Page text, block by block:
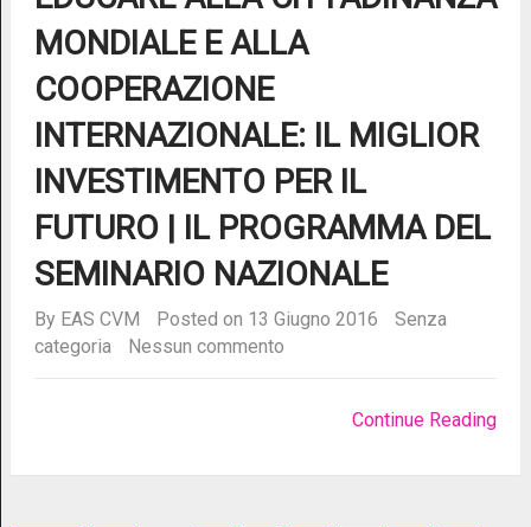
MONDIALE E ALLA
COOPERAZIONE
INTERNAZIONALE: IL MIGLIOR
INVESTIMENTO PER IL
FUTURO | IL PROGRAMMA DEL
SEMINARIO NAZIONALE
By EAS CVM Posted on 13 Giugno 2016
Senza
categoria
Nessun commento
Continue Reading